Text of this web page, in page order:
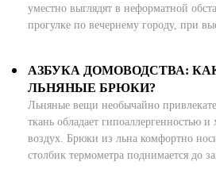
уместно выглядят в неформатной
прогулке по вечернему городу, при
АЗБУКА ДОМОВОДСТВА:
ЛЬНЯНЫЕ БРЮКИ?
Льняные вещи необычайно
ткань обладает гипоаллергенностью
воздух. Брюки из льна комфортно
столбик термометра поднимается до